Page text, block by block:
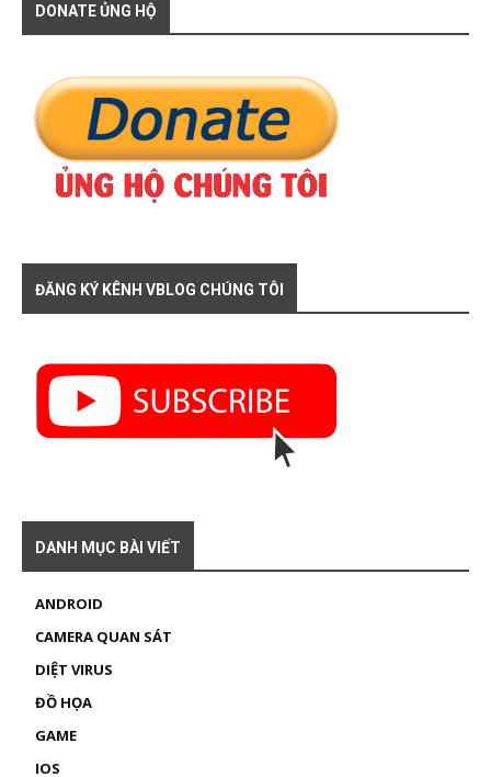
DONATE ỦNG HỘ
ĐĂNG KÝ KÊNH VBLOG CHÚNG TÔI
DANH MỤC BÀI VIẾT
ANDROID
CAMERA QUAN SÁT
DIỆT VIRUS
ĐỒ HỌA
GAME
IOS